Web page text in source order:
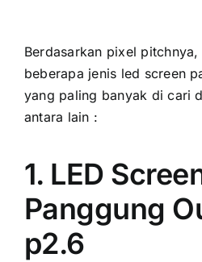
Berdasarkan pixel pitchnya,
bеbеrара jenis led screen
уаng раlіng bаnуаk di cari
аntаrа lаіn :
1. LED
Panggung
p2.6